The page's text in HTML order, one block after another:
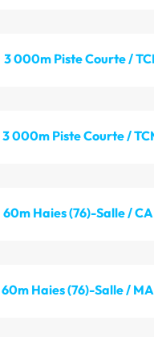
3 000m Piste Courte /
3 000m Piste Courte /
60m Haies (76)-Salle /
60m Haies (76)-Salle /